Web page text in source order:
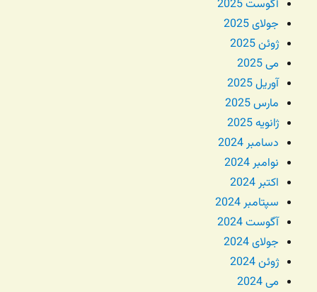
آگوست 2025
جولای 2025
ژوئن 2025
می 2025
آوریل 2025
مارس 2025
ژانویه 2025
دسامبر 2024
نوامبر 2024
اکتبر 2024
سپتامبر 2024
آگوست 2024
جولای 2024
ژوئن 2024
می 2024